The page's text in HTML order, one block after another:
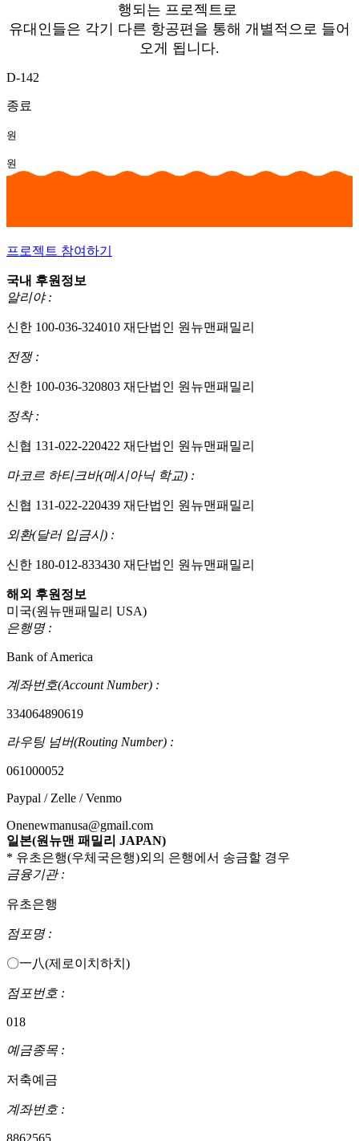
행되는 프로젝트로
유대인들은 각기 다른 항공편을 통해 개별적으로 들어
오게 됩니다.
D-142
종료
원
원
프로젝트 참여하기
국내 후원정보
알리야 :
신한 100-036-324010 재단법인 원뉴맨패밀리
전쟁 :
신한 100-036-320803 재단법인 원뉴맨패밀리
정착 :
신협 131-022-220422 재단법인 원뉴맨패밀리
마코르 하티크바(메시아닉 학교) :
신협 131-022-220439 재단법인 원뉴맨패밀리
외환(달러 입금시) :
신한 180-012-833430 재단법인 원뉴맨패밀리
해외 후원정보
미국(원뉴맨패밀리 USA)
은행명 :
Bank of America
계좌번호(Account Number) :
334064890619
라우팅 넘버(Routing Number) :
061000052
Paypal / Zelle / Venmo
Onenewmanusa@gmail.com
일본(원뉴맨 패밀리 JAPAN)
* 유초은행(우체국은행)외의 은행에서 송금할 경우
금융기관 :
유초은행
점포명 :
〇一八(제로이치하치)
점포번호 :
018
예금종목 :
저축예금
계좌번호 :
8862565